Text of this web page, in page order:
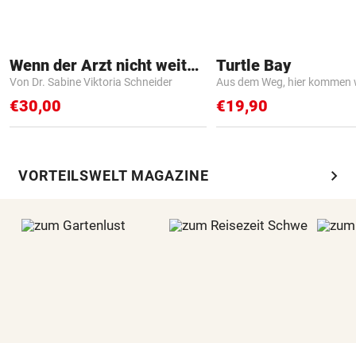
Wenn der Arzt nicht weiter weiß
Von Dr. Sabine Viktoria Schneider
€30,00
Turtle Bay
Aus dem Weg, hier kommen
€19,90
VORTEILSWELT MAGAZINE chevron_right